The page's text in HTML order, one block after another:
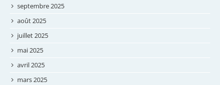
septembre 2025
août 2025
juillet 2025
mai 2025
avril 2025
mars 2025